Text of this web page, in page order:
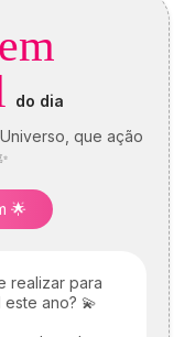
Solar
É um
a
de
do seu
do dia
que ação
🌟
realizar para
ano? 💫